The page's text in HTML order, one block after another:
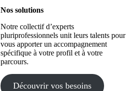
Nos solutions
Notre collectif d’experts
pluriprofessionnels unit leurs talents pour
vous apporter un accompagnement
spécifique à votre profil et à votre
parcours.
Découvrir vos besoins